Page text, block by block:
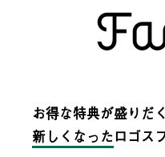
お得な特典が盛りだ
新しくなった ロゴス